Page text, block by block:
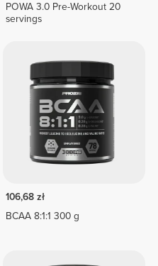
POWA 3.0 Pre-Workout 20
servings
106,68 zł
BCAA 8:1:1 300 g